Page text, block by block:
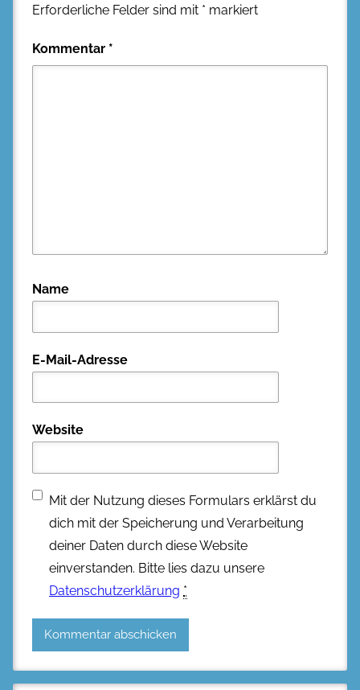
Erforderliche Felder sind mit * markiert
Kommentar *
Name
E-Mail-Adresse
Website
Mit der Nutzung dieses Formulars erklärst du
dich mit der Speicherung und Verarbeitung
deiner Daten durch diese Website
einverstanden. Bitte lies dazu unsere
Datenschutzerklärung *